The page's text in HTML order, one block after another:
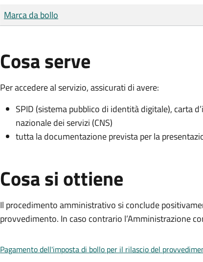
Tipo di pagamento
Importo
Marca da bollo
Cosa serve
Per accedere al servizio, assicurati di avere:
SPID (sistema pubblico di identità digitale), carta
nazionale dei servizi (CNS)
tutta la documentazione prevista per la
Cosa si ottiene
Il procedimento amministrativo si conclude
provvedimento. In caso contrario l’Amministrazione
Pagamento dell'imposta di bollo per il rilascio del